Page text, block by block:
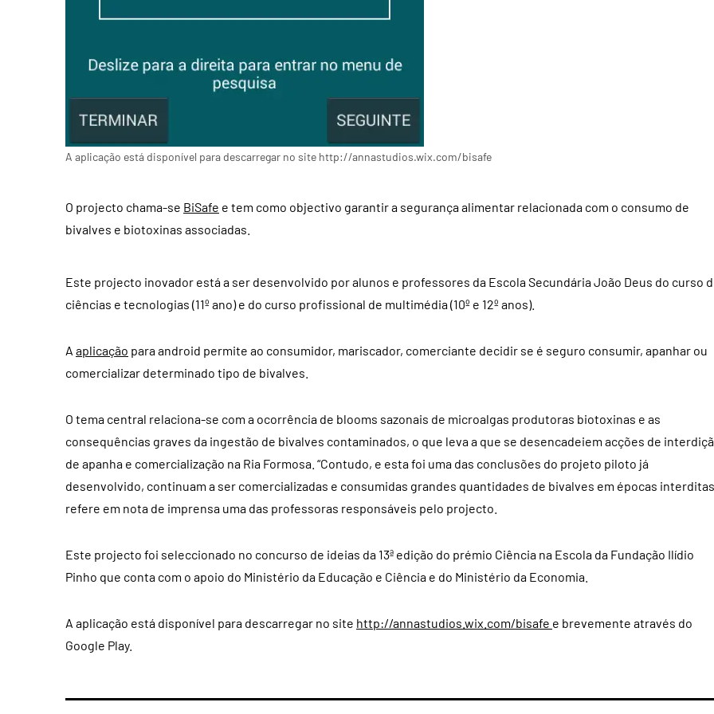
A aplicação está disponível para descarregar no site http://annastudios.wix.com/bisafe
O projecto chama-se BiSafe e tem como objectivo garantir a segurança alimentar relacionada com o consumo de
bivalves e biotoxinas associadas.
Este projecto inovador está a ser desenvolvido por alunos e professores da Escola Secundária João Deus do curso
ciências e tecnologias (11º ano) e do curso profissional de multimédia (10º e 12º anos).
A aplicação para android permite ao consumidor, mariscador, comerciante decidir se é seguro consumir, apanhar ou
comercializar determinado tipo de bivalves.
O tema central relaciona-se com a ocorrência de blooms sazonais de microalgas produtoras biotoxinas e as
consequências graves da ingestão de bivalves contaminados, o que leva a que se desencadeiem acções de
de apanha e comercialização na Ria Formosa. “Contudo, e esta foi uma das conclusões do projeto piloto já
desenvolvido, continuam a ser comercializadas e consumidas grandes quantidades de bivalves em épocas
refere em nota de imprensa uma das professoras responsáveis pelo projecto.
Este projecto foi seleccionado no concurso de ideias da 13ª edição do prémio Ciência na Escola da Fundação Ilídio
Pinho que conta com o apoio do Ministério da Educação e Ciência e do Ministério da Economia.
A aplicação está disponível para descarregar no site http://annastudios.wix.com/bisafe e brevemente através do
Google Play.